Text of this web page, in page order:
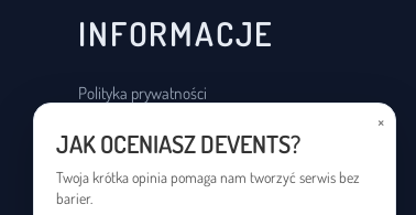
INFORMACJE
Polityka prywatności
Deklaracja dostępności
×
JAK OCENIASZ DEVENTS?
Twoja krótka opinia pomaga nam tworzyć serwis bez
barier.